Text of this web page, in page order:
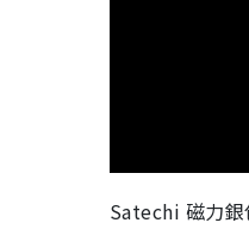
Satechi 磁力